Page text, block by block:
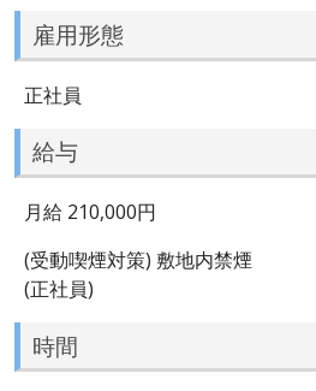
雇用形態
正社員
給与
月給 210,000円
(受動喫煙対策) 敷地内禁煙
(正社員)
時間